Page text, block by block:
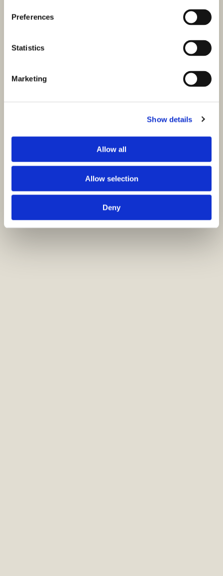
Preferences
Statistics
Marketing
Show details
Allow all
Allow selection
Deny